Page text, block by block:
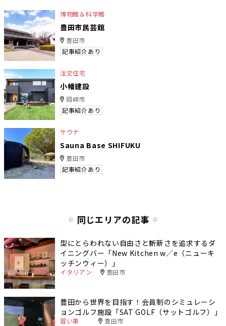
博物館＆科学館
豊田市民芸館
豊田市
記事紹介あり
注文住宅
小幡建設
岡崎市
記事紹介あり
サウナ
Sauna Base SHIFUKU
豊田市
記事紹介あり
同じエリアの記事
型にとらわれない自由さと斬新さを追求するダ
イニングバー「New Kitchen w／e（ニューキ
ッチンウィー）」
イタリアン 豊田市
豊田から世界を目指す！会員制のシミュレーシ
ョンゴルフ施設「SAT GOLF（サットゴルフ）」
習い事 豊田市